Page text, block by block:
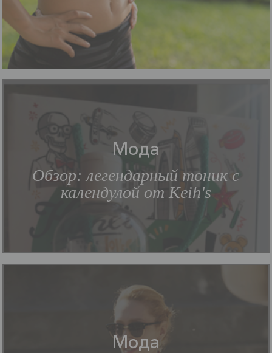
Мода
Обзор: легендарный тоник с
календулой от Keih's
Мода